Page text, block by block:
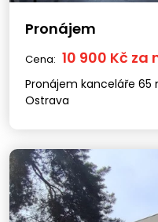
Pronájem
Cena: 10 900 Kč za
Pronájem kanceláře 65
Ostrava